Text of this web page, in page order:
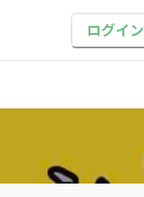
ログイン